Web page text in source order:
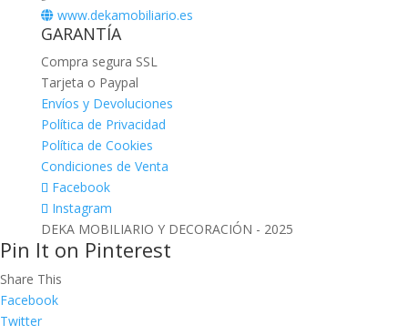
www.dekamobiliario.es
GARANTÍA
Compra segura SSL
Tarjeta o Paypal
Envíos y Devoluciones
Política de Privacidad
Política de Cookies
Condiciones de Venta
Facebook
Instagram
DEKA MOBILIARIO Y DECORACIÓN - 2025
Pin It on Pinterest
Share This
Facebook
Twitter